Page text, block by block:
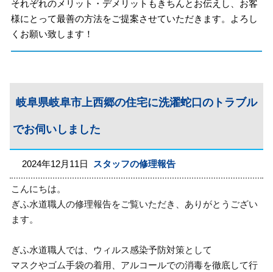
それぞれのメリット・デメリットもきちんとお伝えし、お客
様にとって最善の方法をご提案させていただきます。よろし
くお願い致します！
岐阜県岐阜市上西郷の住宅に洗濯蛇口のトラブル
でお伺いしました
2024年12月11日 スタッフの修理報告
こんにちは。
ぎふ水道職人の修理報告をご覧いただき、ありがとうござい
ます。
ぎふ水道職人では、ウィルス感染予防対策として
マスクやゴム手袋の着用、アルコールでの消毒を徹底して行